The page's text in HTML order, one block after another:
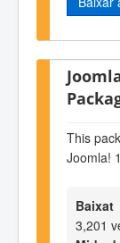
This
Joomla!
Baixat
3,201